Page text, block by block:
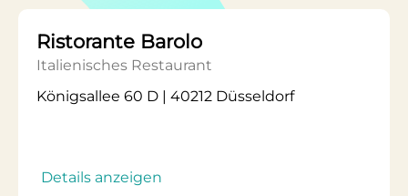
Ristorante Barolo
Italienisches Restaurant
Königsallee 60 D | 40212 Düsseldorf
Details anzeigen